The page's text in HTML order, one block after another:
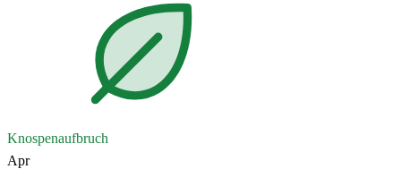
Knospenaufbruch
Apr